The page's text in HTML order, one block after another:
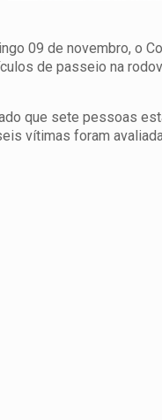
09 de novembro, o
de passeio na
que sete pessoas
vítimas foram